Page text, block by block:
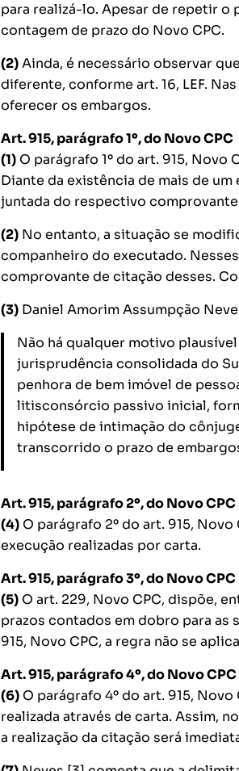
para realizá-lo. Apesar de repetir o
contagem de prazo do Novo CPC.
(2)Ainda, é necessário observar
diferente, conforme art. 16, LEF.
oferecer os embargos.
Art. 915, parágrafo 1º, do Novo CPC
(1)O parágrafo 1º do art. 915,
Diante da existência de mais de
juntada do respectivo
(2)No entanto, a situação se
companheiro do executado.
comprovante de citação desses.
(3)Daniel Amorim Assumpção
Não há qualquer motivo
jurisprudência consolidada do
penhora de bem imóvel de
litisconsórcio passivo inicial,
hipótese de intimação do
transcorrido o prazo de
Art. 915, parágrafo 2º, do Novo CPC
(4)O parágrafo 2º do art. 915,
execução realizadas por carta.
Art. 915, parágrafo 3º, do Novo CPC
(5)O art. 229, Novo CPC, dispõe,
prazos contados em dobro para as
915, Novo CPC, a regra não se
Art. 915, parágrafo 4º, do Novo CPC
(6)O parágrafo 4º do art. 915,
realizada através de carta. Assim,
a realização da citação será